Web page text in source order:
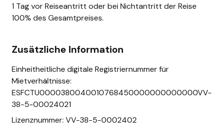
1 Tag vor Reiseantritt oder bei Nichtantritt der Reise
100% des Gesamtpreises.
Zusätzliche Information
Einheitheitliche digitale Registriernummer für
Mietverhältnisse:
ESFCTU0000380040010768450000000000000VV-
38-5-00024021
Lizenznummer: VV-38-5-0002402